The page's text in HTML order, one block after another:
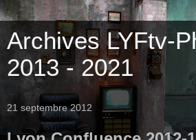
Archives LYFtv-
2013 - 2021
21 septembre 2012